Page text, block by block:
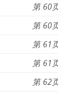
60
60
61
61
62